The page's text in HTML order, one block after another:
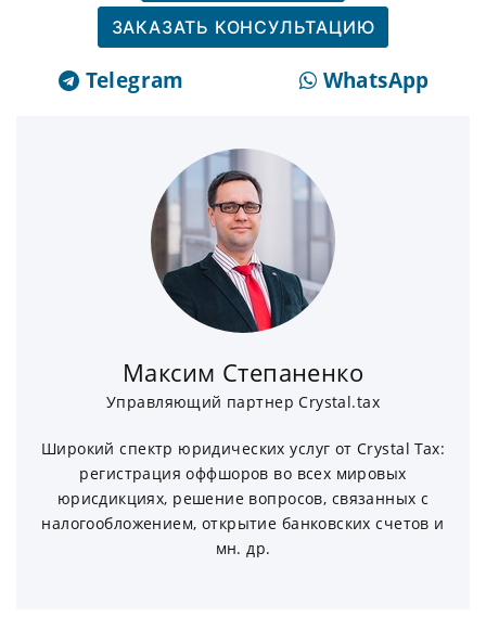
ЗАКАЗАТЬ КОНСУЛЬТАЦИЮ
Telegram WhatsApp
Максим Степаненко
Управляющий партнер Crystal.tax
Широкий спектр юридических услуг от Crystal Tax:
регистрация оффшоров во всех мировых
юрисдикциях, решение вопросов, связанных с
налогообложением, открытие банковских счетов и
мн. др.